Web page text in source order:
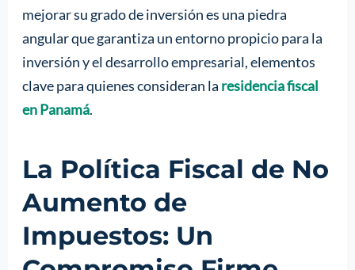
mejorar su grado de inversión es una piedra
angular que garantiza un entorno propicio para la
inversión y el desarrollo empresarial, elementos
clave para quienes consideran la residencia fiscal
en Panamá.
La Política Fiscal de No
Aumento de
Impuestos: Un